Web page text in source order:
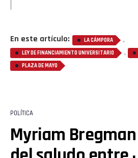
En este artículo: LA CÁMPORA ,
LEY DE FINANCIAMIENTO UNIVERSITARIO ,
PLAZA DE MAYO
POLÍTICA
Myriam